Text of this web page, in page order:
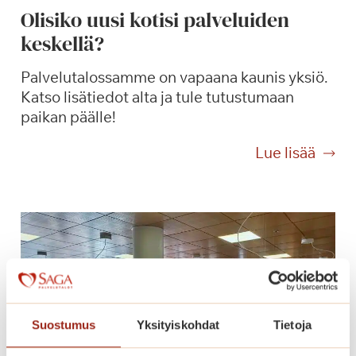
Suostumus Yksityiskohdat Tietoja
t
!
Olisiko uusi kotisi palveluiden
keskellä?
Palvelutalossamme on vapaana kaunis yksiö.
Katso lisätiedot alta ja tule tutustumaan
paikan päälle!
Lue lisää
O
s
i
k
i